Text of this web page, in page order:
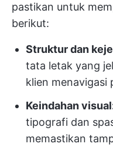
pastikan untuk
berikut:
Struktur dan
tata letak yang
klien menavigasi
Keindahan
tipografi dan
memastikan